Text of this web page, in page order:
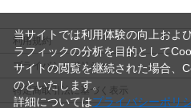
（＋）皿木ねじ 寸法表（単位：mm）
呼び
径
十字
穴
d
d許容
差
dk
1.8 1 1.8 ±0.05
利用規約
プライバシーポリシー
特定商取引法に基づく表示
当サイトでは利用体験の向上およ
ラフィックの分析を目的として
サイトの閲覧を継続された場合、
のといたします。
詳細についてはプライバシーポリ